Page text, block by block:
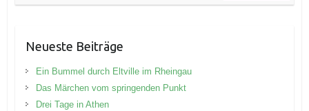
Neueste Beiträge
Ein Bummel durch Eltville im Rheingau
Das Märchen vom springenden Punkt
Drei Tage in Athen